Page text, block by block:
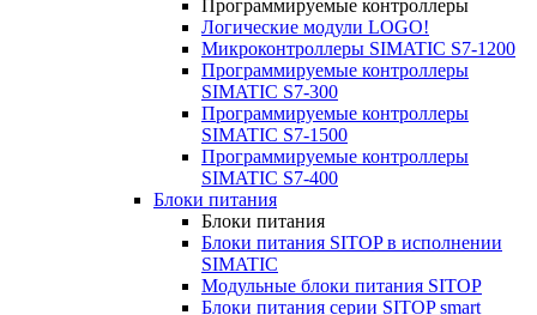
Программируемые контроллеры
Логические модули LOGO!
Микроконтроллеры SIMATIC S7-1200
Программируемые контроллеры
SIMATIC S7-300
Программируемые контроллеры
SIMATIC S7-1500
Программируемые контроллеры
SIMATIC S7-400
Блоки питания
Блоки питания
Блоки питания SITOP в исполнении
SIMATIC
Модульные блоки питания SITOP
Блоки питания серии SITOP smart